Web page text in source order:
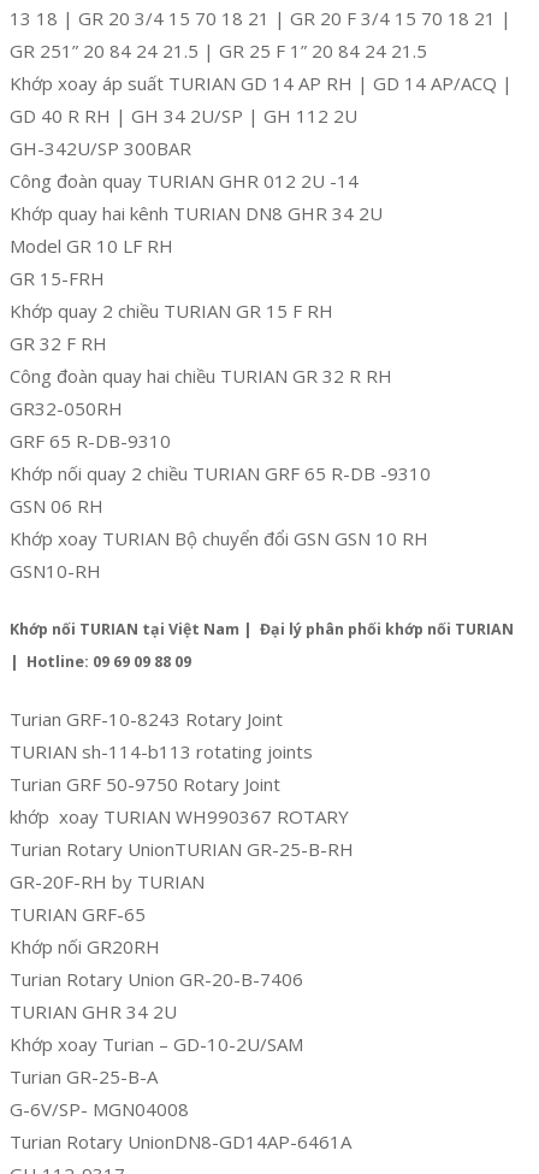
13 18 | GR 20 3/4 15 70 18 21 | GR 20 F 3/4 15 70 18 21 |
GR 251” 20 84 24 21.5 | GR 25 F 1” 20 84 24 21.5
Khớp xoay áp suất TURIAN GD 14 AP RH | GD 14 AP/ACQ |
GD 40 R RH | GH 34 2U/SP | GH 112 2U
GH-342U/SP 300BAR
Công đoàn quay TURIAN GHR 012 2U -14
Khớp quay hai kênh TURIAN DN8 GHR 34 2U
Model GR 10 LF RH
GR 15-FRH
Khớp quay 2 chiều TURIAN GR 15 F RH
GR 32 F RH
Công đoàn quay hai chiều TURIAN GR 32 R RH
GR32-050RH
GRF 65 R-DB-9310
Khớp nối quay 2 chiều TURIAN GRF 65 R-DB -9310
GSN 06 RH
Khớp xoay TURIAN Bộ chuyển đổi GSN GSN 10 RH
GSN10-RH
Khớp nối TURIAN tại Việt Nam | Đại lý phân phối khớp nối TURIAN
| Hotline: 09 69 09 88 09
Turian GRF-10-8243 Rotary Joint
TURIAN sh-114-b113 rotating joints
Turian GRF 50-9750 Rotary Joint
khớp xoay TURIAN WH990367 ROTARY
Turian Rotary UnionTURIAN GR-25-B-RH
GR-20F-RH by TURIAN
TURIAN GRF-65
Khớp nối GR20RH
Turian Rotary Union GR-20-B-7406
TURIAN GHR 34 2U
Khớp xoay Turian – GD-10-2U/SAM
Turian GR-25-B-A
G-6V/SP- MGN04008
Turian Rotary UnionDN8-GD14AP-6461A